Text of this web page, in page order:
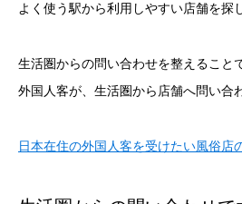
よく使う駅から利用しやすい店舗を探
生活圏からの問い合わせを整えること
外国人客が、生活圏から店舗へ問い合
日本在住の外国人客を受けたい風俗店